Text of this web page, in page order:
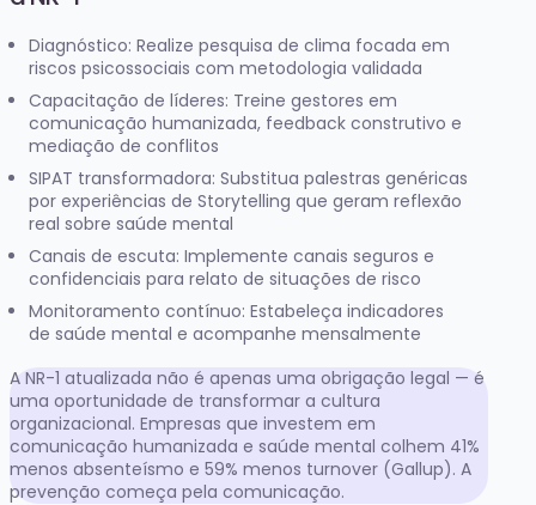
Diagnóstico: Realize pesquisa de clima focada em
riscos psicossociais com metodologia validada
Capacitação de líderes: Treine gestores em
comunicação humanizada, feedback construtivo e
mediação de conflitos
SIPAT transformadora: Substitua palestras genéricas
por experiências de Storytelling que geram reflexão
real sobre saúde mental
Canais de escuta: Implemente canais seguros e
confidenciais para relato de situações de risco
Monitoramento contínuo: Estabeleça indicadores
de saúde mental e acompanhe mensalmente
A NR-1 atualizada não é apenas uma obrigação legal — é
uma oportunidade de transformar a cultura
organizacional. Empresas que investem em
comunicação humanizada e saúde mental colhem 41%
menos absenteísmo e 59% menos turnover (Gallup). A
prevenção começa pela comunicação.